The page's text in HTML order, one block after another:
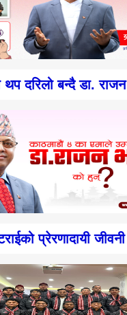
थप दरिलो बन्दै डा.
प्रेरणादायी जीवनी